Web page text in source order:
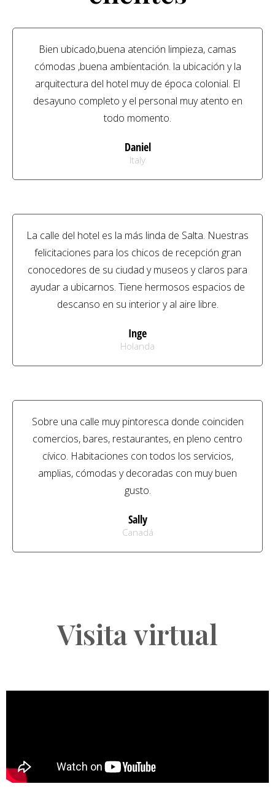
Bien ubicado,buena atención limpieza, camas
cómodas ,buena ambientación. la ubicación y la
arquitectura del hotel muy de época colonial. El
desayuno completo y el personal muy atento en
todo momento.
Daniel
Italy
La calle del hotel es la más linda de Salta. Nuestras
felicitaciones para los chicos de recepción gran
conocedores de su ciudad y museos y claros para
ayudar a ubicarnos. Tiene hermosos espacios de
descanso en su interior y al aire libre.
Inge
Holanda
Sobre una calle muy pintoresca donde coinciden
comercios, bares, restaurantes, en pleno centro
cívico. Habitaciones con todos los servicios,
amplias, cómodas y decoradas con muy buen
gusto.
Sally
Canadá
Visita virtual